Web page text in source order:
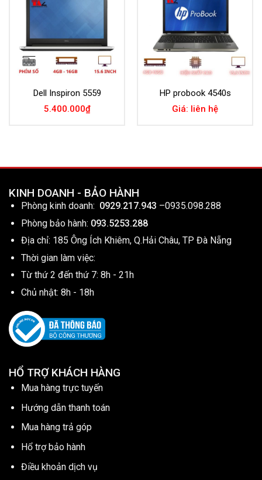
Dell Inspiron 5559
5.400.000₫
HP probook 4540s
Giá: liên hệ
KINH DOANH - BẢO HÀNH
Phòng kinh doanh: 0929.217.943 –0935.098.288
Phòng bảo hành: 093.5253.288
Địa chỉ: 185 Ông Ích Khiêm, Q.Hải Châu, TP Đà Nẵng
Thời gian làm việc:
Từ thứ 2 đến thứ 7: 8h - 21h
Chủ nhật: 8h - 18h
HỔ TRỢ KHÁCH HÀNG
Mua hàng trực tuyến
Hướng dẫn thanh toán
Mua hàng trả góp
Hổ trợ bảo hành
Điều khoản dịch vụ